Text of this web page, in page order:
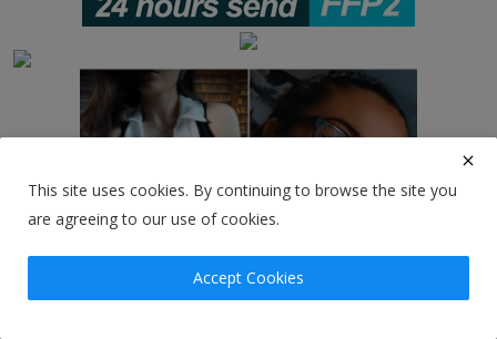
This site uses cookies. By continuing to browse the site you
are agreeing to our use of cookies.
Accept Cookies